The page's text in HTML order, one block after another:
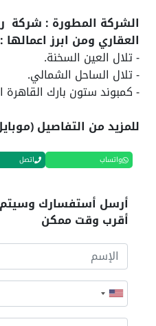
الشركة المطورة : شركة
العقاري ومن ابرز اعمالها :
- تلال العين السخنة.
- تلال الساحل الشمالي.
- كمبوند ستون بارك القاهرة
للمزيد من التفاصيل (موبايل -
واتساب اتصل
أرسل أستفسارك
أقرب وقت ممكن